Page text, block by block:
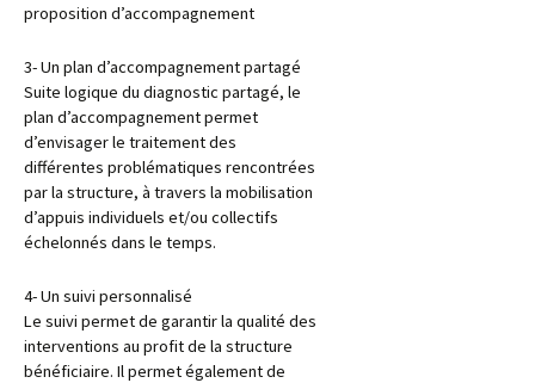
proposition d’accompagnement
3- Un plan d’accompagnement partagé
Suite logique du diagnostic partagé, le
plan d’accompagnement permet
d’envisager le traitement des
différentes problématiques rencontrées
par la structure, à travers la mobilisation
d’appuis individuels et/ou collectifs
échelonnés dans le temps.
4- Un suivi personnalisé
Le suivi permet de garantir la qualité des
interventions au profit de la structure
bénéficiaire. Il permet également de